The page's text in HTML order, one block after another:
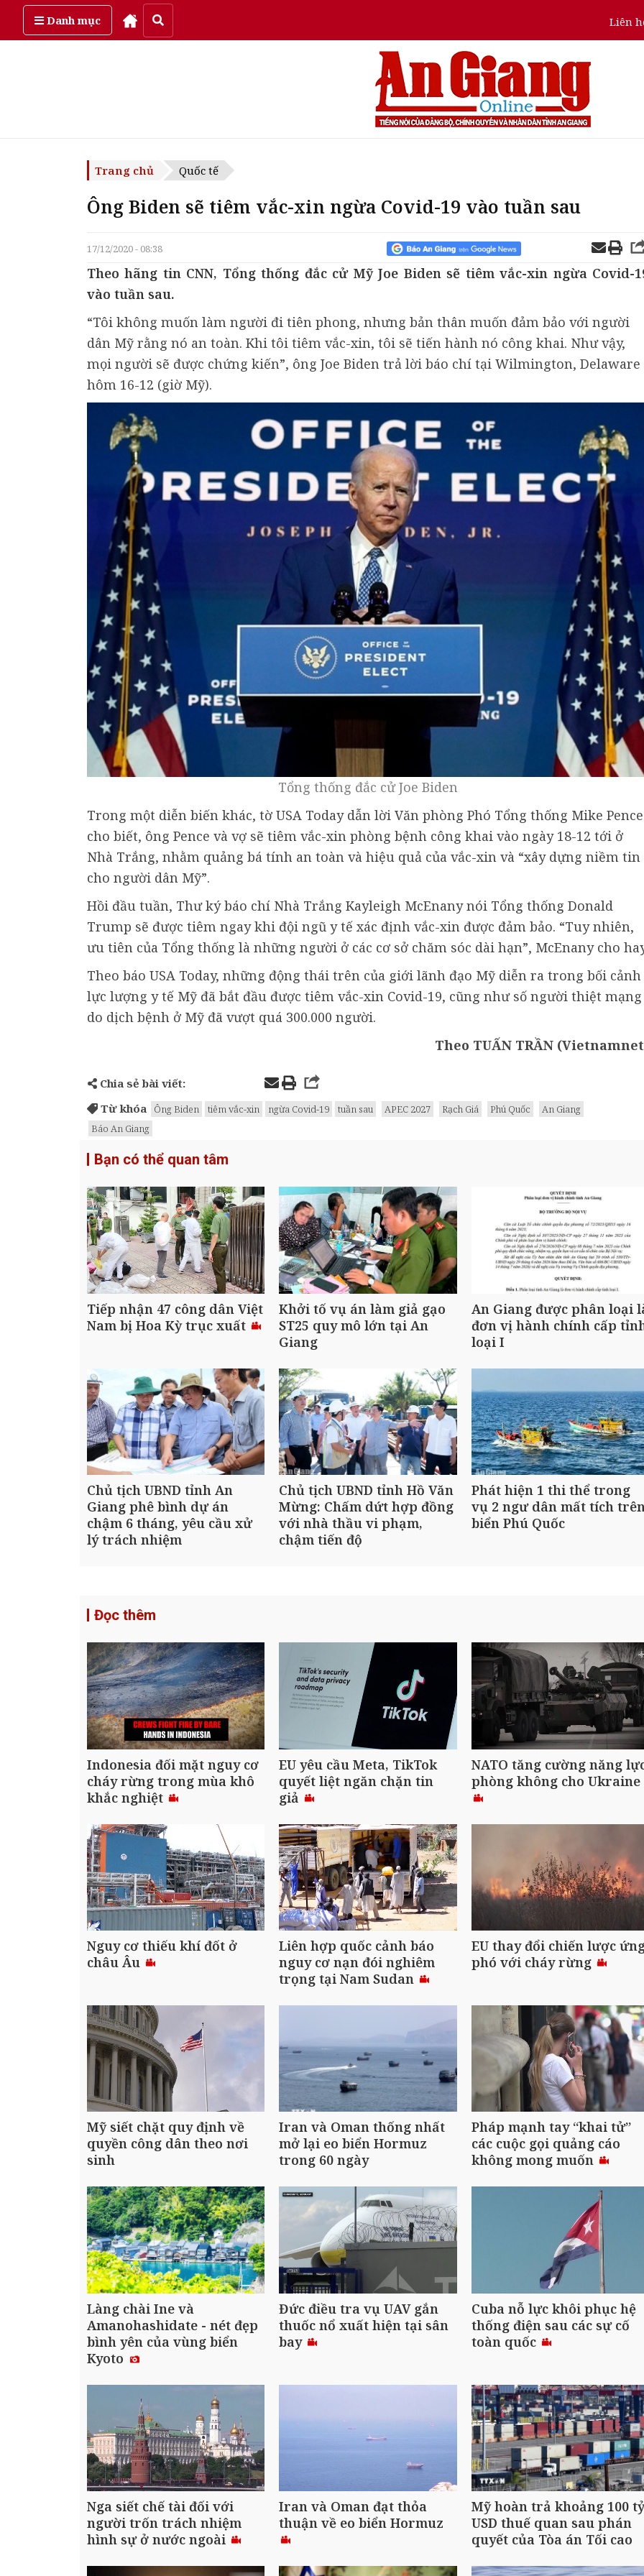
Danh mục Liên
Thứ bảy, ngày 8/08/2026
Trang chủ Quốc tế
Ông Biden sẽ tiêm vắc-xin ngừa Covid-19 vào tuần sau
17/12/2020 - 08:38
Theo hãng tin CNN, Tổng thống đắc cử Mỹ Joe Biden sẽ tiêm vắc-xin ngừa Covid-
vào tuần sau.
“Tôi không muốn làm người đi tiên phong, nhưng bản thân muốn đảm bảo với người
dân Mỹ rằng nó an toàn. Khi tôi tiêm vắc-xin, tôi sẽ tiến hành nó công khai. Như vậy,
mọi người sẽ được chứng kiến”, ông Joe Biden trả lời báo chí tại Wilmington, Delaware
hôm 16-12 (giờ Mỹ).
Tổng thống đắc cử Joe Biden
Trong một diễn biến khác, tờ USA Today dẫn lời Văn phòng Phó Tổng thống Mike Pence
cho biết, ông Pence và vợ sẽ tiêm vắc-xin phòng bệnh công khai vào ngày 18-12 tới ở
Nhà Trắng, nhằm quảng bá tính an toàn và hiệu quả của vắc-xin và “xây dựng niềm tin
cho người dân Mỹ”.
Hồi đầu tuần, Thư ký báo chí Nhà Trắng Kayleigh McEnany nói Tổng thống Donald
Trump sẽ được tiêm ngay khi đội ngũ y tế xác định vắc-xin được đảm bảo. “Tuy nhiên,
ưu tiên của Tổng thống là những người ở các cơ sở chăm sóc dài hạn”, McEnany cho
Theo báo USA Today, những động thái trên của giới lãnh đạo Mỹ diễn ra trong bối cảnh
lực lượng y tế Mỹ đã bắt đầu được tiêm vắc-xin Covid-19, cũng như số người thiệt mạng
do dịch bệnh ở Mỹ đã vượt quá 300.000 người.
Theo TUẤN TRẦN
Chia sẻ bài viết:
Từ khóa
Ông Biden tiêm vắc-xin ngừa Covid-19 tuần sau APEC 2027 Rạch Giá Phú Quốc
An Giang
Báo An Giang
Bạn có thể quan tâm
Tiếp nhận 47 công dân Việt
Nam bị Hoa Kỳ trục xuất
Khởi tố vụ án làm giả gạo
ST25 quy mô lớn tại An
Giang
An Giang được phân loại
đơn vị hành chính cấp
loại I
Chủ tịch UBND tỉnh An
Giang phê bình dự án
chậm 6 tháng, yêu cầu xử
lý trách nhiệm
Chủ tịch UBND tỉnh Hồ Văn
Mừng: Chấm dứt hợp đồng
với nhà thầu vi phạm,
chậm tiến độ
Phát hiện 1 thi thể trong
vụ 2 ngư dân mất tích
biển Phú Quốc
Đọc thêm
Indonesia đối mặt nguy cơ
cháy rừng trong mùa khô
khắc nghiệt
EU yêu cầu Meta, TikTok
quyết liệt ngăn chặn tin
giả
NATO tăng cường năng
phòng không cho Ukraine
Nguy cơ thiếu khí đốt ở
châu Âu
Liên hợp quốc cảnh báo
nguy cơ nạn đói nghiêm
trọng tại Nam Sudan
EU thay đổi chiến lược
phó với cháy rừng
Mỹ siết chặt quy định về
quyền công dân theo nơi
sinh
Iran và Oman thống nhất
mở lại eo biển Hormuz
trong 60 ngày
Pháp mạnh tay “khai tử”
các cuộc gọi quảng cáo
không mong muốn
Làng chài Ine và
Amanohashidate - nét đẹp
bình yên của vùng biển
Kyoto
Đức điều tra vụ UAV gắn
thuốc nổ xuất hiện tại sân
bay
Cuba nỗ lực khôi phục hệ
thống điện sau các sự cố
toàn quốc
Nga siết chế tài đối với
người trốn trách nhiệm
hình sự ở nước ngoài
Iran và Oman đạt thỏa
thuận về eo biển Hormuz
Mỹ hoàn trả khoảng 100 tỷ
USD thuế quan sau phán
quyết của Tòa án Tối cao